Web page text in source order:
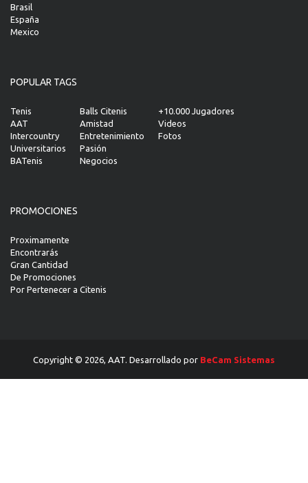
Brasil
España
Mexico
POPULAR TAGS
Tenis
AAT
Intercountry
Universitarios
BATenis
Balls Citenis
Amistad
Entretenimiento
Pasión
Negocios
+10.000 Jugadores
Videos
Fotos
PROMOCIONES
Proximamente
Encontrarás
Gran Cantidad
De Promociones
Por Pertenecer a Citenis
Copyright © 2026, AAT. Desarrollado por BeCam Sistemas